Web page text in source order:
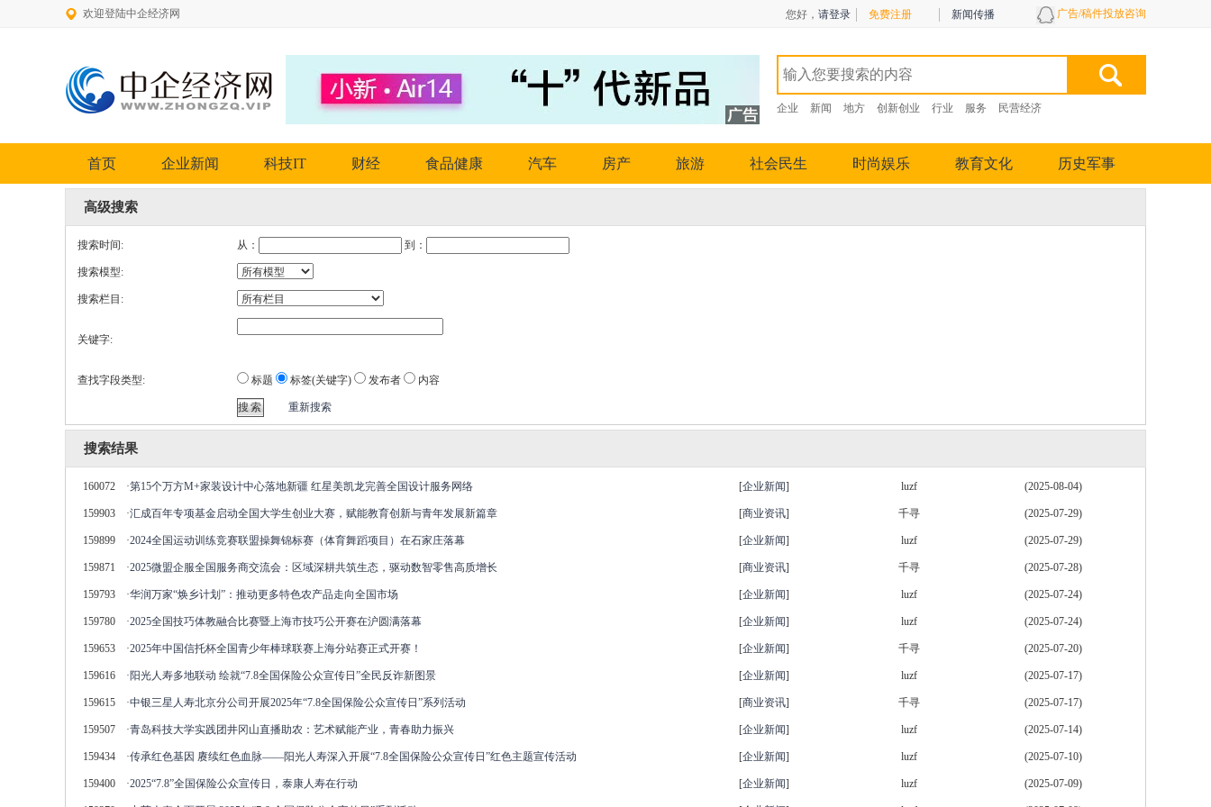
欢迎登陆中企经济网 您好， 请登录 免费注册 新闻传播 广告/稿件投放咨询
企业 新闻 地方 创新创业 行业 服务 民营经济
首页 企业新闻 科技IT 财经 食品健康 汽车 房产 旅游 社会民生 时尚娱乐 教育文化 历史军事
高级搜索
搜索时间: 从： 到：
搜索模型:
搜索栏目:
关键字:
查找字段类型: 标题 标签(关键字) 发布者 内容
重新搜索
搜索结果
160072 ·第15个万方M+家装设计中心落地新疆 红星美凯龙完善全国设计服务网络 [企业新闻] luzf (2025-08-04)
159903 ·汇成百年专项基金启动全国大学生创业大赛，赋能教育创新与青年发展新篇章 [商业资讯] 千寻 (2025-07-29)
159899 ·2024全国运动训练竞赛联盟操舞锦标赛（体育舞蹈项目）在石家庄落幕 [企业新闻] luzf (2025-07-29)
159871 ·2025微盟企服全国服务商交流会：区域深耕共筑生态，驱动数智零售高质增长 [商业资讯] 千寻 (2025-07-28)
159793 ·华润万家“焕乡计划”：推动更多特色农产品走向全国市场 [企业新闻] luzf (2025-07-24)
159780 ·‌2025全国技巧体教融合比赛暨上海市技巧公开赛在沪圆满落幕 [企业新闻] luzf (2025-07-24)
159653 ·2025年中国信托杯全国青少年棒球联赛上海分站赛正式开赛！ [企业新闻] 千寻 (2025-07-20)
159616 · 阳光人寿多地联动 绘就“7.8全国保险公众宣传日”全民反诈新图景 [企业新闻] luzf (2025-07-17)
159615 ·中银三星人寿北京分公司开展2025年“7.8全国保险公众宣传日”系列活动 [商业资讯] 千寻 (2025-07-17)
159507 ·青岛科技大学实践团井冈山直播助农：艺术赋能产业，青春助力振兴 [企业新闻] luzf (2025-07-14)
159434 ·传承红色基因 赓续红色血脉——阳光人寿深入开展“7.8全国保险公众宣传日”红色主题宣传活动 [企业新闻] luzf (2025-07-10)
159400 ·2025“7.8”全国保险公众宣传日，泰康人寿在行动 [企业新闻] luzf (2025-07-09)